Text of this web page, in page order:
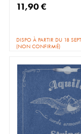
11,90 €
DISPO À PARTIR DU 18
(NON CONFIRMÉ)